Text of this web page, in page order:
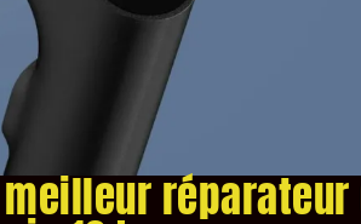
réparateur